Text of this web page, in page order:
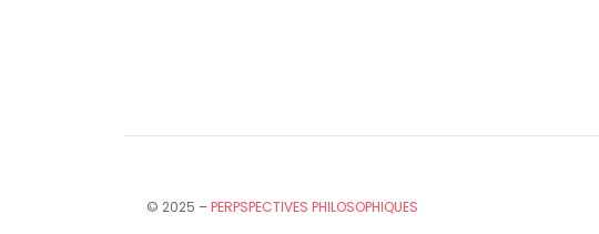
© 2025 –PERPSPECTIVES PHILOSOPHIQUES